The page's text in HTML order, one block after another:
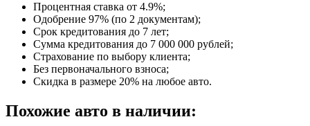
Процентная ставка от 4.9%;
Одобрение 97% (по 2 документам);
Срок кредитования до 7 лет;
Сумма кредитования до 7 000 000 рублей;
Страхование по выбору клиента;
Без первоначального взноса;
Скидка в размере 20% на любое авто.
Похожие авто в наличии: